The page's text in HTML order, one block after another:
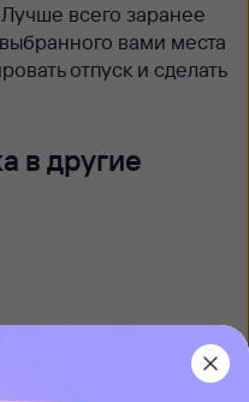
всего заранее
вами места
отпуск и сделать
в другие